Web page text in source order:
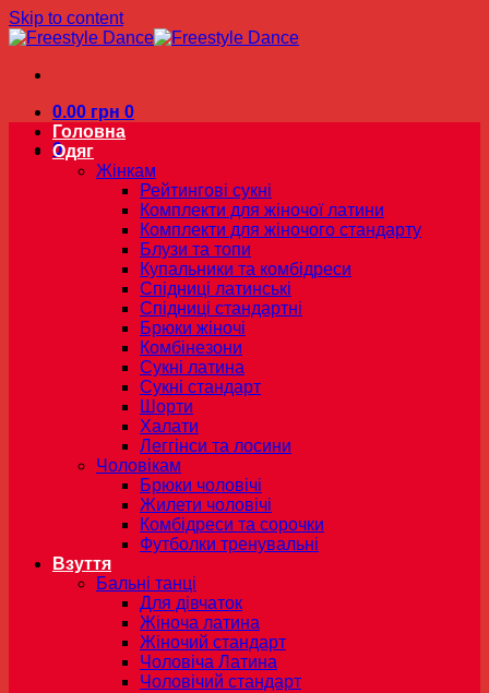
Skip to content
0.00 грн 0
0
Головна
Одяг
Жінкам
Рейтингові сукні
Комплекти для жіночої латини
Комплекти для жіночого стандарту
Блузи та топи
Купальники та комбідреси
Спідниці латинські
Спідниці стандартні
Брюки жіночі
Комбінезони
Сукні латина
Сукні стандарт
Шорти
Халати
Леггінси та лосини
Чоловікам
Брюки чоловічі
Жилети чоловічі
Комбідреси та сорочки
Футболки тренувальні
Взуття
Бальні танці
Для дівчаток
Жіноча латина
Жіночий стандарт
Чоловіча Латина
Чоловічий стандарт